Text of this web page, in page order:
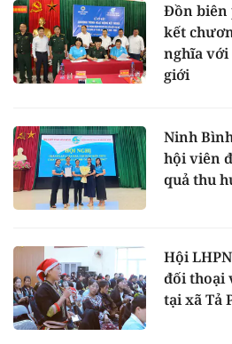
Đồn biên
kết
nghĩa với
giới
Ninh
hội viên
quả thu
Hội
đối thoại
tại xã Tả